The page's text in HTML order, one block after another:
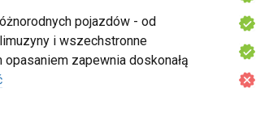
pojazdów - od
i wszechstronne
zapewnia doskonałą